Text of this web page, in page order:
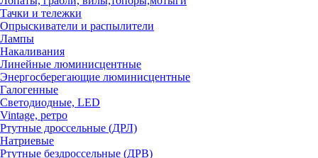
Тачки и тележки
Опрыскиватели и распылители
Лампы
Накаливания
Линейные люминисцентные
Энергосберегающие люминисцентные
Галогенные
Светодиодные, LED
Vintage, ретро
Ртутные дроссельные (ДРЛ)
Натриевые
Ртутные бездроссельные (ДРВ)